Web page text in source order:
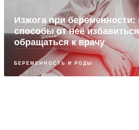
Изжога при
способы от неё
обращаться к врачу
БЕРЕМЕННОСТЬ И РОДЫ